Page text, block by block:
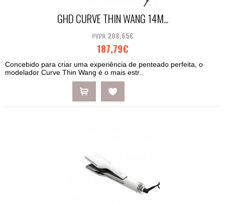
GHD CURVE THIN WANG 14M...
208,65€
187,79€
Concebido para criar uma experiência de penteado perfeita, o
modelador Curve Thin Wang é o mais estr..